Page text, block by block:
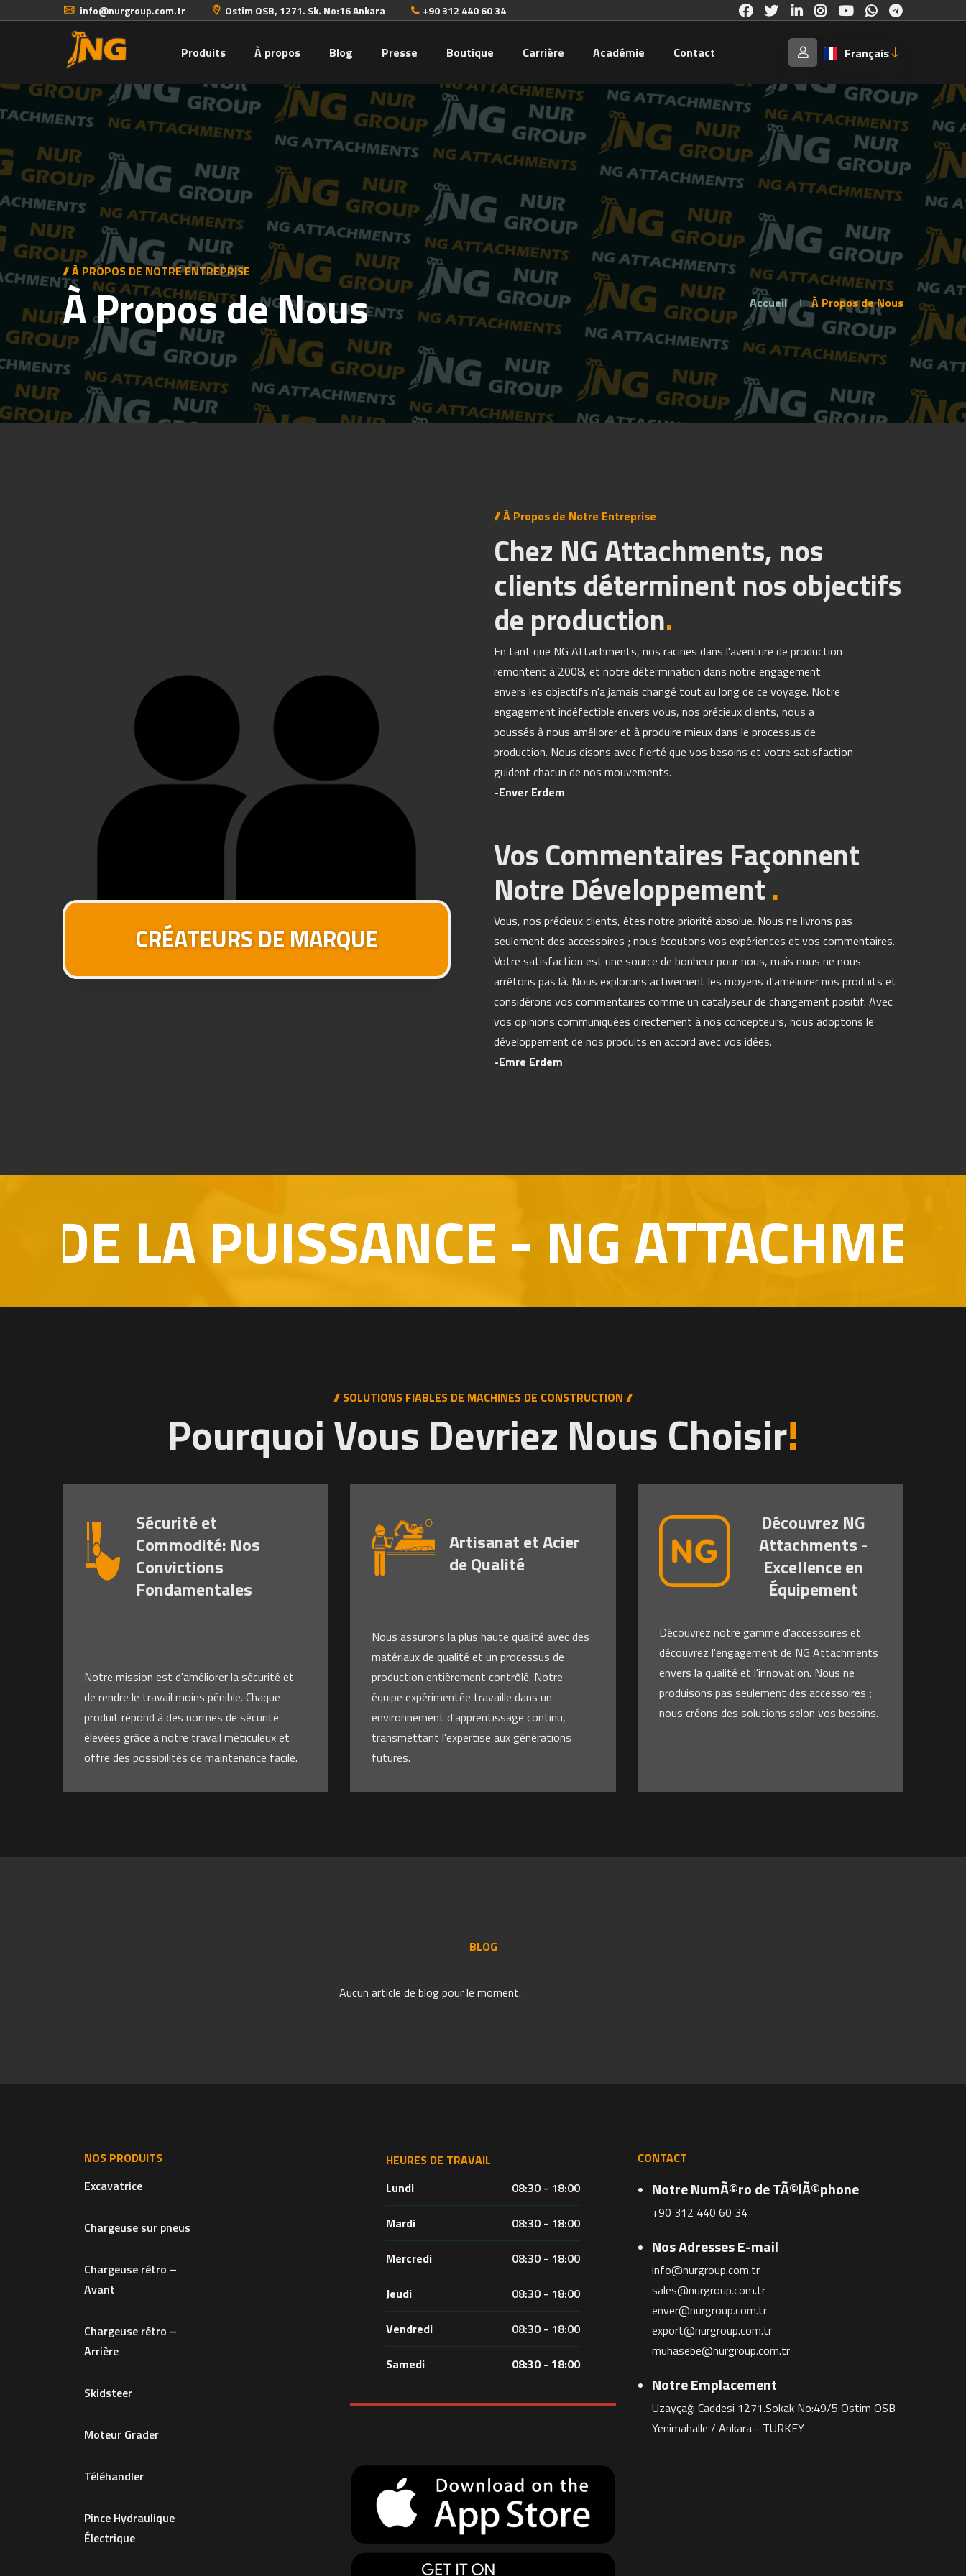
info@nurgroup.com.tr Ostim OSB, 1271. Sk. No:16 Ankara +90 312 440 60 34
Produits À propos Blog Presse Boutique Carrière Académie Contact Français
// À PROPOS DE NOTRE ENTREPRISE
À Propos de Nous Accueil À Propos de Nous
CRÉATEURS DE MARQUE
// À Propos de Notre Entreprise
Chez NG Attachments, nos
clients déterminent nos objectifs
de production.
En tant que NG Attachments, nos racines dans l'aventure de production
remontent à 2008, et notre détermination dans notre engagement
envers les objectifs n'a jamais changé tout au long de ce voyage. Notre
engagement indéfectible envers vous, nos précieux clients, nous a
poussés à nous améliorer et à produire mieux dans le processus de
production. Nous disons avec fierté que vos besoins et votre satisfaction
guident chacun de nos mouvements.
-Enver Erdem
Vos Commentaires Façonnent
Notre Développement.
Vous, nos précieux clients, êtes notre priorité absolue. Nous ne livrons pas
seulement des accessoires ; nous écoutons vos expériences et vos commentaires.
Votre satisfaction est une source de bonheur pour nous, mais nous ne nous
arrêtons pas là. Nous explorons activement les moyens d'améliorer nos produits et
considérons vos commentaires comme un catalyseur de changement positif. Avec
vos opinions communiquées directement à nos concepteurs, nous adoptons le
développement de nos produits en accord avec vos idées.
-Emre Erdem
PUISSANCE - NG ATTACHMENTS
// SOLUTIONS FIABLES DE MACHINES DE CONSTRUCTION //
Pourquoi Vous Devriez Nous Choisir!
Sécurité et
Commodité: Nos
Convictions
Fondamentales
Notre mission est d'améliorer la sécurité et
de rendre le travail moins pénible. Chaque
produit répond à des normes de sécurité
élevées grâce à notre travail méticuleux et
offre des possibilités de maintenance facile.
Artisanat et Acier
de Qualité
Nous assurons la plus haute qualité avec des
matériaux de qualité et un processus de
production entièrement contrôlé. Notre
équipe expérimentée travaille dans un
environnement d'apprentissage continu,
transmettant l'expertise aux générations
futures.
Découvrez NG
Attachments -
Excellence en
Équipement
Découvrez notre gamme d'accessoires et
découvrez l'engagement de NG Attachments
envers la qualité et l'innovation. Nous ne
produisons pas seulement des accessoires ;
nous créons des solutions selon vos besoins.
BLOG
Aucun article de blog pour le moment.
NOS PRODUITS
Excavatrice
Chargeuse sur pneus
Chargeuse rétro –
Avant
Chargeuse rétro –
Arrière
Skidsteer
Moteur Grader
Téléhandler
Pince Hydraulique
Électrique
HEURES DE TRAVAIL
Lundi
08:30 - 18:00
Mardi 08:30 - 18:00
Mercredi 08:30 - 18:00
Jeudi 08:30 - 18:00
Vendredi 08:30 - 18:00
Samedi 08:30 - 18:00
CONTACT
Notre NumÃ©ro de TÃ©lÃ©phone
+90 312 440 60 34
Nos Adresses E-mail
info@nurgroup.com.tr
sales@nurgroup.com.tr
enver@nurgroup.com.tr
export@nurgroup.com.tr
muhasebe@nurgroup.com.tr
Notre Emplacement
Uzayçağı Caddesi 1271.Sokak No:49/5 Ostim OSB
Yenimahalle / Ankara - TURKEY